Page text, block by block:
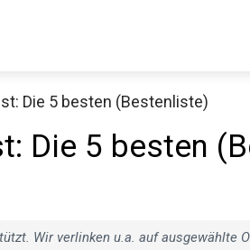
Die 5 besten (Bestenliste)
Die 5 besten
Wir verlinken u.a. auf ausgewählte